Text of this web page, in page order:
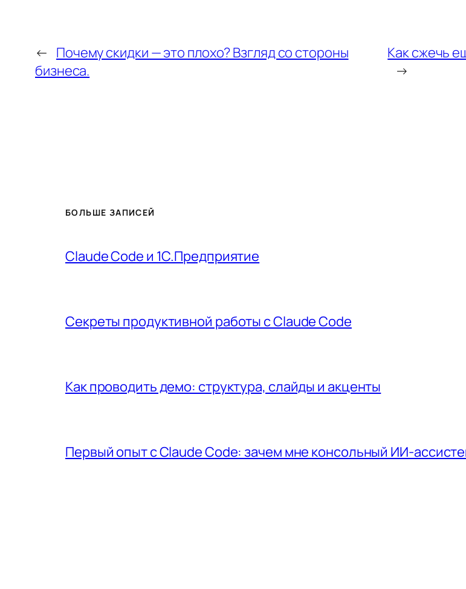
← Почему скидки — это плохо? Взгляд со стороны
бизнеса.
Как сжечь
→
БОЛЬШЕ ЗАПИСЕЙ
Claude Code и 1С.Предприятие
Секреты продуктивной работы с Claude Code
Как проводить демо: структура, слайды и акценты
Первый опыт с Claude Code: зачем мне консольный ИИ-